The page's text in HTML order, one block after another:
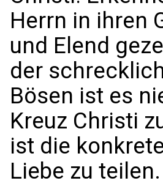
Herrn in ihren
und Elend
der
Bösen ist es
Kreuz Christi
ist die
Liebe zu teilen.